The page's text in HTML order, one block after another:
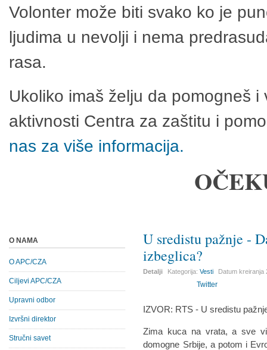
Volonter može biti svako ko je
ljudima u nevolji i nema
rasa.
Ukoliko imaš želju da pomogneš
aktivnosti Centra za zaštitu i
nas za više informacija.
U sredistu pažnje -
izbeglica?
Detalji Kategorija:Vesti Datum kreiranja
Twitter
IZVOR: RTS - U sredistu
Zima kuca na vrata, a sve
domogne Srbije, a potom i
O NAMA
O APC/CZA
Ciljevi APC/CZA
Upravni odbor
Izvršni direktor
Stručni savet